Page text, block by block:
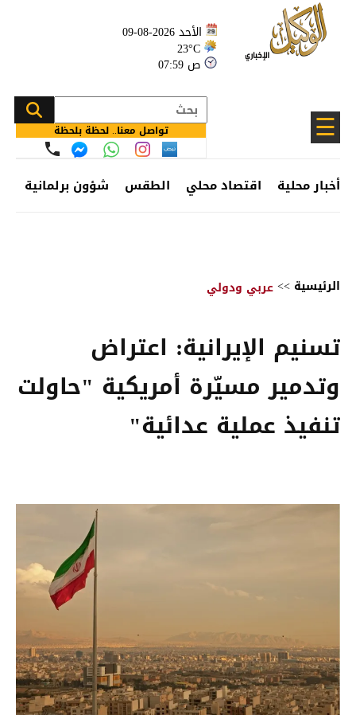
الأحد 2026-08-09
23°C
07:59 ص
☰ تواصل معنا.. لحظة بلحظة
أخبار محلية اقتصاد محلي الطقس شؤون برلمانية
الرئيسية >>عربي ودولي
تسنيم الإيرانية: اعتراض
وتدمير مسيّرة أمريكية "حاولت
تنفيذ عملية عدائية"